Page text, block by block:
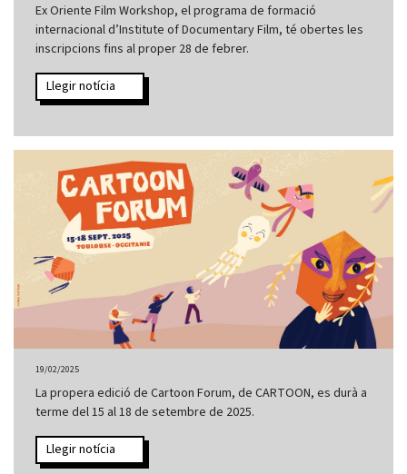
Ex Oriente Film Workshop, el programa de formació
internacional d’Institute of Documentary Film, té obertes les
inscripcions fins al proper 28 de febrer.
Llegir notícia
19/02/2025
La propera edició de Cartoon Forum, de CARTOON, es durà a
terme del 15 al 18 de setembre de 2025.
Llegir notícia